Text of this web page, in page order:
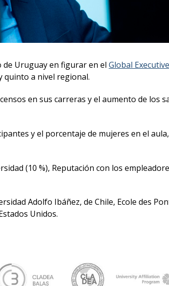
de Uruguay en figurar en el Global
quinto a nivel regional.
en sus carreras y el aumento de los
y el porcentaje de mujeres en el
(10 %), Reputación con los
Adolfo Ibáñez, de Chile, Ecole des
Unidos.